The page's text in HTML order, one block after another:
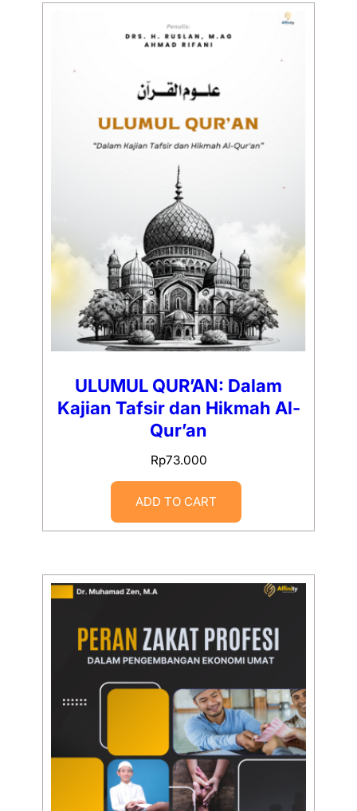
ULUMUL QUR’AN: Dalam
Kajian Tafsir dan Hikmah Al-
Qur’an
Rp73.000
ADD TO CART